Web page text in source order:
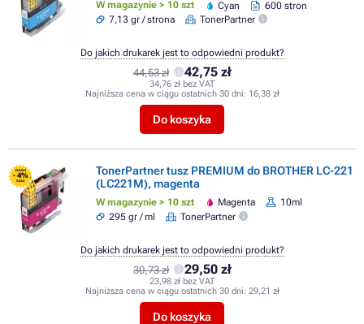
W magazynie > 10 szt Cyan
600 stron
7,13 gr / strona
TonerPartner
44,53 zł 42,75 zł
34,76 zł bez VAT
Najniższa cena w ciągu ostatnich 30 dni: 16,38 zł
Do koszyka
Do jakich drukarek jest to odpowiedni produkt?
FLASH
- 4%
SALE
TonerPartner tusz PREMIUM do BROTHER LC-221
(LC221M), magenta
W magazynie > 10 szt Magenta
10ml
295 gr / ml
TonerPartner
30,73 zł 29,50 zł
23,98 zł bez VAT
Najniższa cena w ciągu ostatnich 30 dni: 29,21 zł
Do koszyka
Do jakich drukarek jest to odpowiedni produkt?